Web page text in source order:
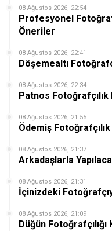
08 Ağustos 2026, 22:54
Profesyonel
Öneriler
08 Ağustos 2026, 22:41
Döşemealtı
08 Ağustos 2026, 22:34
Patnos Fotoğrafçılık
08 Ağustos 2026, 21:55
Ödemiş
08 Ağustos 2026, 21:37
Arkadaşlarla
08 Ağustos 2026, 21:31
İçinizdeki
08 Ağustos 2026, 21:09
Düğün